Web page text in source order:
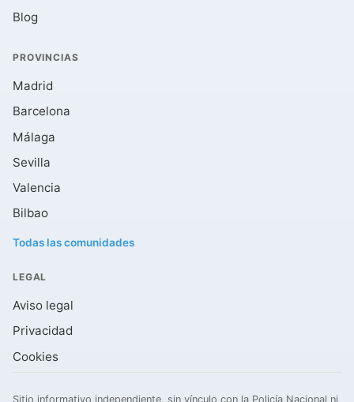
Blog
PROVINCIAS
Madrid
Barcelona
Málaga
Sevilla
Valencia
Bilbao
Todas las comunidades
LEGAL
Aviso legal
Privacidad
Cookies
Sitio informativo independiente, sin vínculo con la Policía Nacional ni